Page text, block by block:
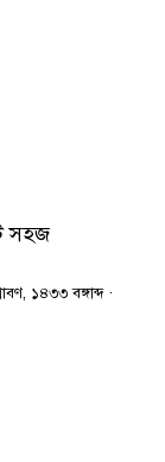
সহজ
১৪৩৩ বঙ্গাব্দ ·